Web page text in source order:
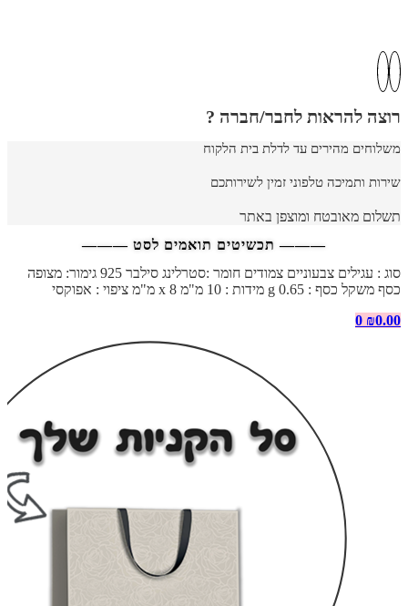
רוצה להראות לחבר/חברה ?
משלוחים מהירים עד לדלת בית הלקוח
שירות ותמיכה טלפוני זמין לשירותכם
תשלום מאובטח ומוצפן באתר
——— תכשיטים תואמים לסט ———
סוג : עגילים צבעוניים צמודים חומר :סטרלינג סילבר 925 גימור: מצופה
כסף משקל כסף : 0.65 g מידות : 10 מ"מ x 8 מ"מ ציפוי : אפוקסי
₪0.00
0